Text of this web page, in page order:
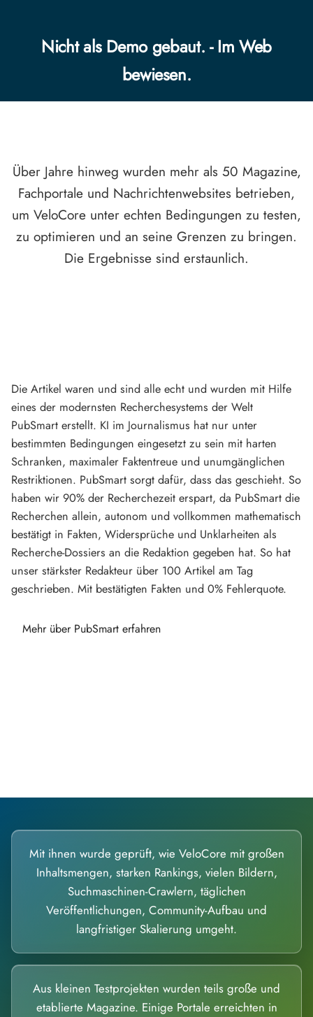
Nicht als Demo gebaut. - Im Web
bewiesen.
Über Jahre hinweg wurden mehr als 50 Magazine,
Fachportale und Nachrichtenwebsites betrieben,
um VeloCore unter echten Bedingungen zu testen,
zu optimieren und an seine Grenzen zu bringen.
Die Ergebnisse sind erstaunlich.
Die Artikel waren und sind alle echt und wurden mit Hilfe
eines der modernsten Recherchesystems der Welt
PubSmart erstellt. KI im Journalismus hat nur unter
bestimmten Bedingungen eingesetzt zu sein mit harten
Schranken, maximaler Faktentreue und unumgänglichen
Restriktionen. PubSmart sorgt dafür, dass das geschieht. So
haben wir 90% der Recherchezeit erspart, da PubSmart die
Recherchen allein, autonom und vollkommen mathematisch
bestätigt in Fakten, Widersprüche und Unklarheiten als
Recherche-Dossiers an die Redaktion gegeben hat. So hat
unser stärkster Redakteur über 100 Artikel am Tag
geschrieben. Mit bestätigten Fakten und 0% Fehlerquote.
Mehr über PubSmart erfahren
Mit ihnen wurde geprüft, wie VeloCore mit großen
Inhaltsmengen, starken Rankings, vielen Bildern,
Suchmaschinen-Crawlern, täglichen
Veröffentlichungen, Community-Aufbau und
langfristiger Skalierung umgeht.
Aus kleinen Testprojekten wurden teils große und
etablierte Magazine. Einige Portale erreichten in